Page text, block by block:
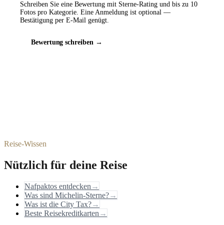
Schreiben Sie eine Bewertung mit Sterne-Rating und bis zu 10
Fotos pro Kategorie. Eine Anmeldung ist optional —
Bestätigung per E-Mail genügt.
Bewertung schreiben →
Reise-Wissen
Nützlich für deine Reise
Nafpaktos entdecken →
Was sind Michelin-Sterne?→
Was ist die City Tax?→
Beste Reisekreditkarten →